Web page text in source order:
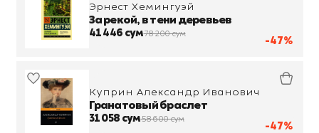
-47%
Эрнест Хемингуэй
За рекой, в тени деревьев
41 446 сум78 200 сум
-47%
Куприн Александр Иванович
Гранатовый браслет
31 058 сум58 600 сум